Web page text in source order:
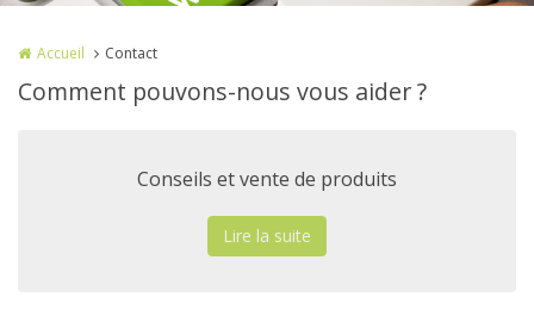
Accueil Contact
Comment pouvons-nous vous aider ?
Conseils et vente de produits
Lire la suite